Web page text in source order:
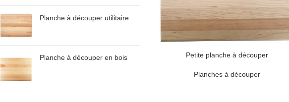
Planche à découper utilitaire
Planche à découper en bois Petite planche à découper
Planches à découper